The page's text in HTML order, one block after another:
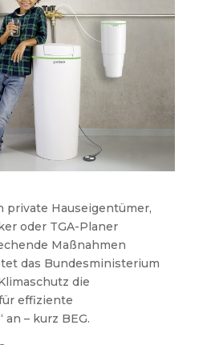
private Hauseigentümer,
oder TGA-Planer
Maßnahmen
das Bundesministerium
die
effiziente
an – kurz BEG.